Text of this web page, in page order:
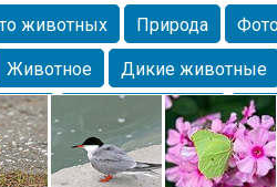
животных Природа
Животное
Дикие животные
Млекопитающие
Портрет
Домашние